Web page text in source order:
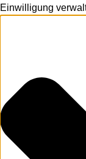
Einwilligung